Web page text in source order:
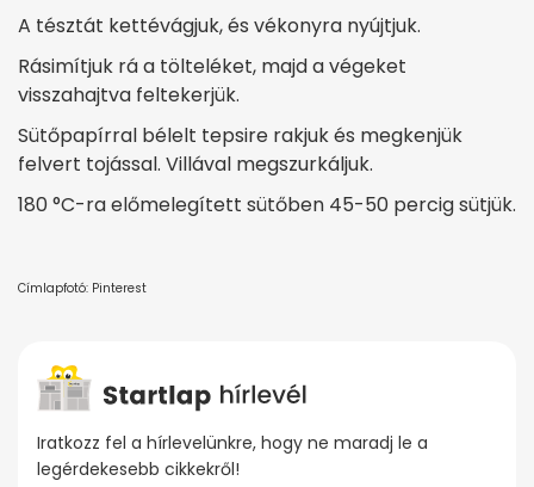
A tésztát kettévágjuk, és vékonyra nyújtjuk.
Rásimítjuk rá a tölteléket, majd a végeket
visszahajtva feltekerjük.
Sütőpapírral bélelt tepsire rakjuk és megkenjük
felvert tojással. Villával megszurkáljuk.
180 °C-ra előmelegített sütőben 45-50 percig sütjük.
Címlapfotó: Pinterest
Iratkozz fel a hírlevelünkre, hogy ne maradj le a
legérdekesebb cikkekről!